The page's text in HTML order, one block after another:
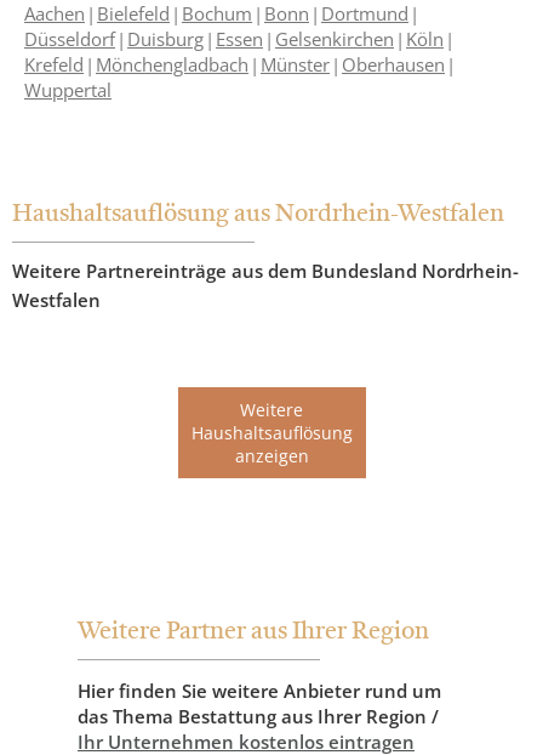
Aachen Bielefeld Bochum Bonn Dortmund
Düsseldorf Duisburg Essen Gelsenkirchen Köln
Krefeld Mönchengladbach Münster Oberhausen
Wuppertal
Haushaltsauflösung aus Nordrhein-Westfalen
Weitere Partnereinträge aus dem Bundesland Nordrhein-
Westfalen
Weitere
Haushaltsauflösung
anzeigen
Weitere Partner aus Ihrer Region
Hier finden Sie weitere Anbieter rund um
das Thema Bestattung aus Ihrer Region /
Ihr Unternehmen kostenlos eintragen